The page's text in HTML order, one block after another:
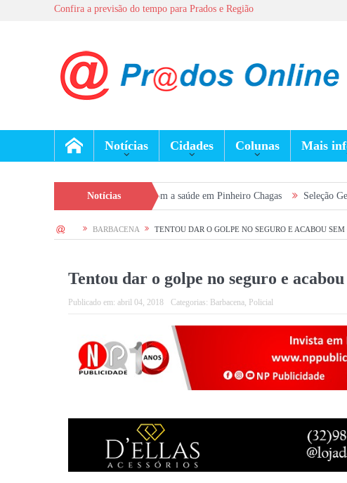
Confira a previsão do tempo para Prados e Região
Notícias Cidades Colunas Mais
Notícias
e cuidados com a saúde em Pinheiro Chagas Seleção Geral do Exército
HOME BARBACENA TENTOU DAR O GOLPE NO SEGURO E ACABOU SEM
Tentou dar o golpe no seguro e
Publicado em: abril 04, 2018 Categorias: Barbacena, Policial